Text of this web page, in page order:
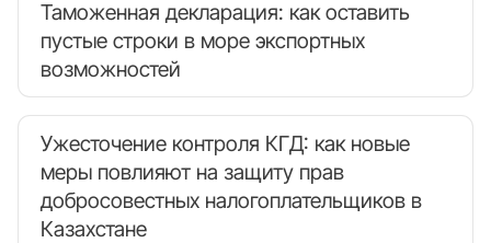
Таможенная декларация: как оставить
пустые строки в море экспортных
возможностей
Ужесточение контроля КГД: как новые
меры повлияют на защиту прав
добросовестных налогоплательщиков в
Казахстане